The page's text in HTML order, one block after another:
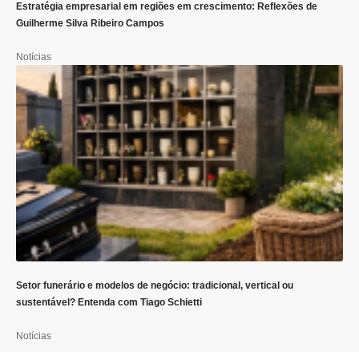
Estratégia empresarial em regiões em crescimento: Reflexões de
Guilherme Silva Ribeiro Campos
Notícias
Setor funerário e modelos de negócio: tradicional, vertical ou
sustentável? Entenda com Tiago Schietti
Notícias